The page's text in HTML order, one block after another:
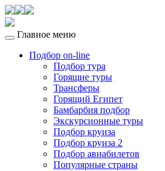
Главное меню
Подбор on-line
Подбор тура
Горящие туры
Трансферы
Горящий Египет
Бамбарбия подбор
Экскурсионные туры
Подбор круиза
Подбор круиза 2
Подбор авиабилетов
Популярные страны